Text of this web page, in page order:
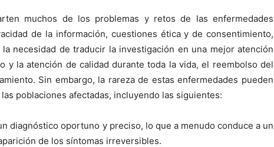
muchos de los problemas y retos de las enfermedades
de la información, cuestiones ética y de consentimiento,
necesidad de traducir la investigación en una mejor atención
y la atención de calidad durante toda la vida, el reembolso del
Sin embargo, la rareza de estas enfermedades pueden
poblaciones afectadas, incluyendo las siguientes:
diagnóstico oportuno y preciso, lo que a menudo conduce a un
de los síntomas irreversibles.